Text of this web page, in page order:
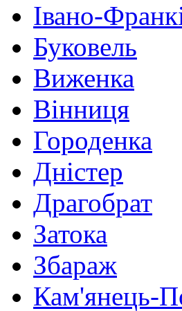
Івано-
Буковель
Виженка
Вінниця
Городенка
Дністер
Драгобрат
Затока
Збараж
Кам'янець-